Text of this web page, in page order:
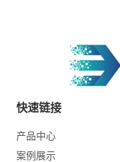
快速链接
产品中心
案例展示